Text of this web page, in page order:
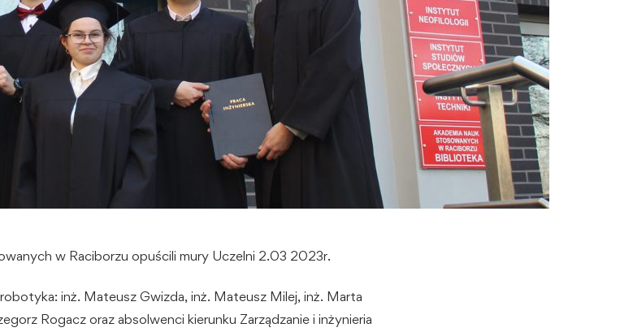
w Raciborzu opuścili mury Uczelni 2.03 2023r.
inż. Mateusz Gwizda, inż. Mateusz Milej, inż. Marta
Rogacz oraz absolwenci kierunku Zarządzanie i inżynieria